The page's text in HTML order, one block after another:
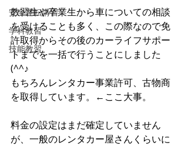
安全運転講習
学科教習
技能教習
教習生や卒業生から車についての相談
を受けることも多く、この際なので免
許取得からその後のカーライフサポー
トまでを一括で行うことにしました
(^^♪
もちろんレンタカー事業許可、古物商
を取得しています。←ここ大事。
料金の設定はまだ確定していません
が、一般のレンタカー屋さんくらいに